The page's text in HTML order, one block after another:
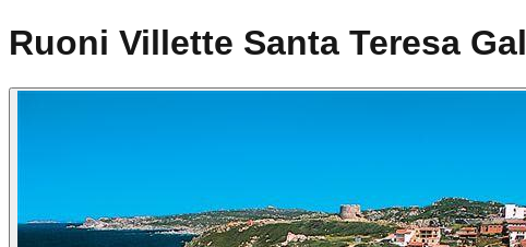
Ruoni Villette Santa Teresa